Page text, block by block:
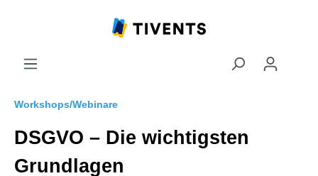
Workshops/Webinare
DSGVO – Die wichtigsten
Grundlagen